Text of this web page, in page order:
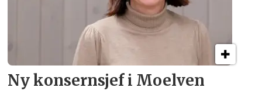
Ny konsern­sjef i Moelven